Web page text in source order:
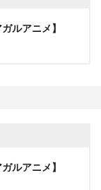
ルアニメ】
ルアニメ】